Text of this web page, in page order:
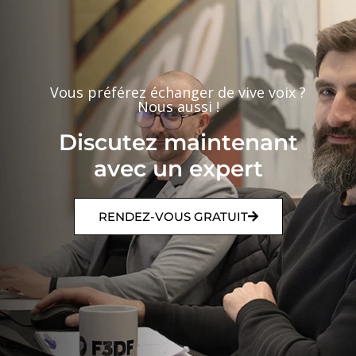
Vous préférez échanger de vive voix ?
Nous aussi !
Discutez maintenant
avec un expert
RENDEZ-VOUS GRATUIT